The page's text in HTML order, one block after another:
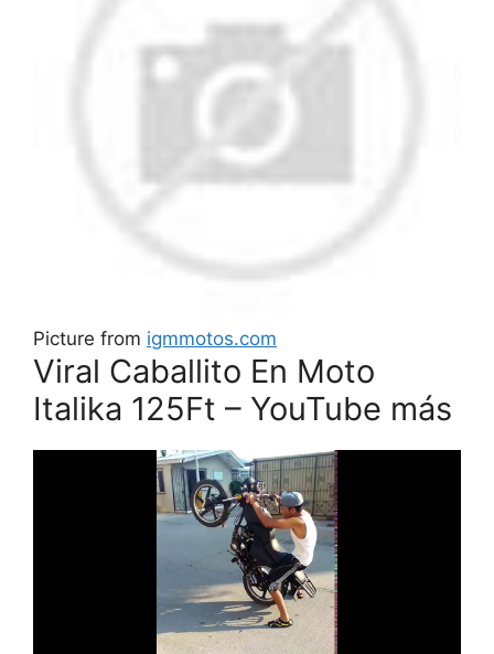
Picture from igmmotos.com
Viral Caballito En Moto
Italika 125Ft – YouTube más